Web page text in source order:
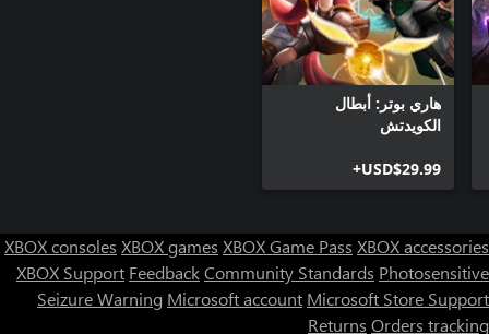
هاري بوتر: أبطال
الكويدتش
USD$29.99+
XBOX consoles XBOX games XBOX Game Pass XBOX accessories
XBOX Support FeedbackCommunity Standards Photosensitive
Seizure Warning Microsoft account Microsoft Store Support
Returns Orders tracking